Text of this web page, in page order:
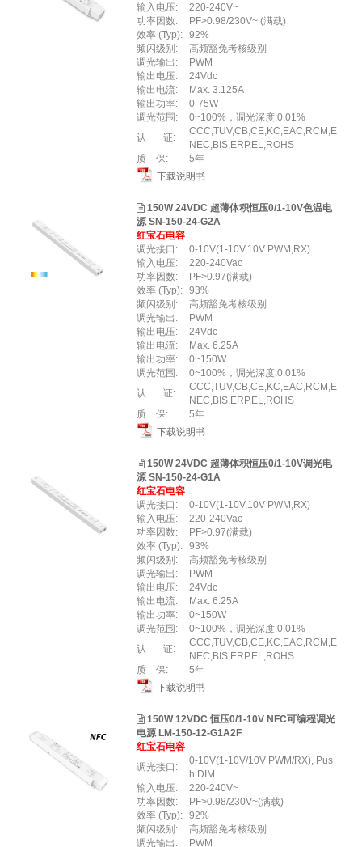
输入电压:
220-240V~
功率因数:
PF>0.98/230V~ (满载)
效率 (Typ): 92%
频闪级别:
高频豁免考核级别
调光输出:
PWM
输出电压:
24Vdc
输出电流:
Max. 3.125A
输出功率:
0-75W
调光范围:
0~100%，调光深度:0.01%
认 证:
CCC,TUV,CB,CE,KC,EAC,RCM,E
NEC,BIS,ERP,EL,ROHS
质 保:
5年
下载说明书
150W 24VDC 超薄体积恒压0/1-10V色温电
源 SN-150-24-G2A
红宝石电容
调光接口:
0-10V(1-10V,10V PWM,RX)
输入电压:
220-240Vac
功率因数:
PF>0.97(满载)
效率 (Typ): 93%
频闪级别:
高频豁免考核级别
调光输出:
PWM
输出电压:
24Vdc
输出电流:
Max. 6.25A
输出功率:
0~150W
调光范围:
0~100%，调光深度:0.01%
认 证:
CCC,TUV,CB,CE,KC,EAC,RCM,E
NEC,BIS,ERP,EL,ROHS
质 保:
5年
下载说明书
150W 24VDC 超薄体积恒压0/1-10V调光电
源 SN-150-24-G1A
红宝石电容
调光接口:
0-10V(1-10V,10V PWM,RX)
输入电压:
220-240Vac
功率因数:
PF>0.97(满载)
效率 (Typ): 93%
频闪级别:
高频豁免考核级别
调光输出:
PWM
输出电压:
24Vdc
输出电流:
Max. 6.25A
输出功率:
0~150W
调光范围:
0~100%，调光深度:0.01%
认 证:
CCC,TUV,CB,CE,KC,EAC,RCM,E
NEC,BIS,ERP,EL,ROHS
质 保:
5年
下载说明书
150W 12VDC 恒压0/1-10V NFC可编程调光
电源 LM-150-12-G1A2F
红宝石电容
调光接口:
0-10V(1-10V/10V PWM/RX), Pus
h DIM
输入电压:
220-240V~
功率因数:
PF>0.98/230V~(满载)
效率 (Typ): 92%
频闪级别:
高频豁免考核级别
调光输出:
PWM